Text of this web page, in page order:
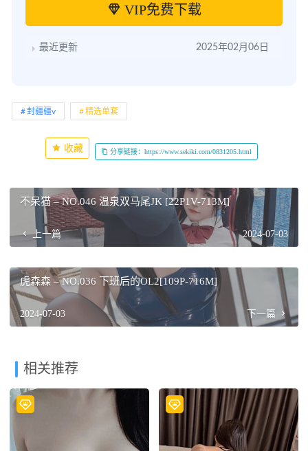
VIP免费下载
最近更新 2025年02月06日
封疆疆v 精选单套
收藏 分享链接：https://www.sekiki.com/0831205.html
不呆猫 – NO.046 温泉双马尾JK [22P1V-713M]
上一篇 2024-07-03
虎森森 – NO.036 下班后的OL2[109P-716M]
2024-07-03 下一篇
相关推荐